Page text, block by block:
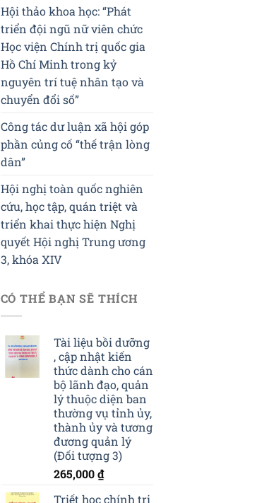
Hội thảo khoa học: “Phát
triển đội ngũ nữ viên chức
Học viện Chính trị quốc gia
Hồ Chí Minh trong kỷ
nguyên trí tuệ nhân tạo và
chuyển đổi số”
Công tác dư luận xã hội góp
phần củng cố “thế trận lòng
dân”
Hội nghị toàn quốc nghiên
cứu, học tập, quán triệt và
triển khai thực hiện Nghị
quyết Hội nghị Trung ương
3, khóa XIV
CÓ THỂ BẠN SẼ THÍCH
Tài liệu bồi dưỡng
, cập nhật kiến
thức dành cho cán
bộ lãnh đạo, quản
lý thuộc diện ban
thường vụ tỉnh ủy,
thành ủy và tương
đương quản lý
(Đối tượng 3)
265,000₫
Triết học chính trị